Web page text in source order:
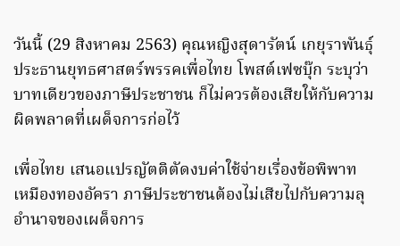
วันนี้ (29 สิงหาคม 2563) คุณหญิงสุดารัตน์ เกยุราพันธุ์
ประธานยุทธศาสตร์พรรคเพื่อไทย โพสต์เฟซบุ๊ก ระบุว่า
บาทเดียวของภาษีประชาชน ก็ไม่ควรต้องเสียให้กับความ
ผิดพลาดที่เผด็จการก่อไว้
เพื่อไทย เสนอแปรญัตติตัดงบค่าใช้จ่ายเรื่องข้อพิพาท
เหมืองทองอัครา ภาษีประชาชนต้องไม่เสียไปกับความลุ
อำนาจของเผด็จการ